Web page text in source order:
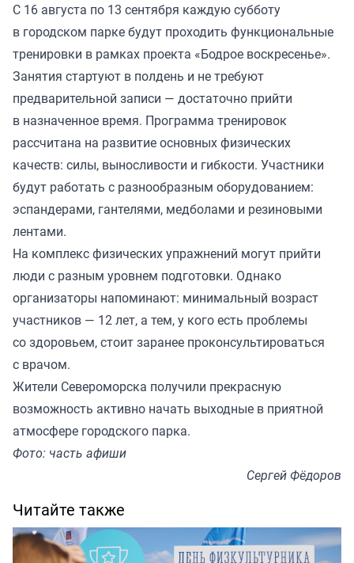
С 16 августа по 13 сентября каждую субботу
в городском парке будут проходить функциональные
тренировки в рамках проекта «Бодрое воскресенье».
Занятия стартуют в полдень и не требуют
предварительной записи — достаточно прийти
в назначенное время. Программа тренировок
рассчитана на развитие основных физических
качеств: силы, выносливости и гибкости. Участники
будут работать с разнообразным оборудованием:
эспандерами, гантелями, медболами и резиновыми
лентами.
На комплекс физических упражнений могут прийти
люди с разным уровнем подготовки. Однако
организаторы напоминают: минимальный возраст
участников — 12 лет, а тем, у кого есть проблемы
со здоровьем, стоит заранее проконсультироваться
с врачом.
Жители Североморска получили прекрасную
возможность активно начать выходные в приятной
атмосфере городского парка.
Фото: часть афиши
Сергей Фёдоров
Читайте также